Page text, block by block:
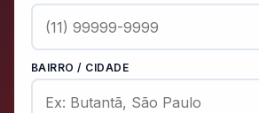
BAIRRO / CIDADE